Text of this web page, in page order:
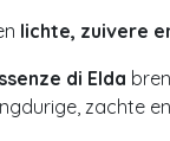
lichte, zuivere
di Elda
zachte